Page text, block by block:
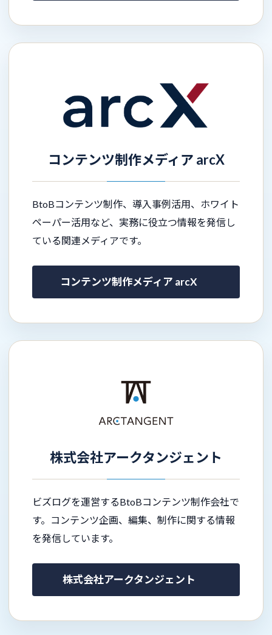
コンテンツ制作メディア arcX
BtoBコンテンツ制作、導入事例活用、ホワイト
ペーパー活用など、実務に役立つ情報を発信し
ている関連メディアです。
コンテンツ制作メディア arcX
株式会社アークタンジェント
ビズログを運営するBtoBコンテンツ制作会社で
す。コンテンツ企画、編集、制作に関する情報
を発信しています。
株式会社アークタンジェント